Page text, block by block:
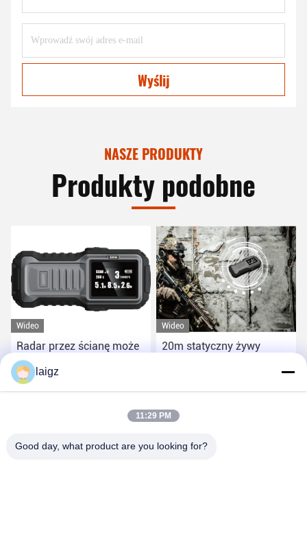
Wyślij
NASZE PRODUKTY
Produkty podobne
Wideo
Radar przez ścianę może
wykryć wiele celów
Wideo
20m statyczny żywy
laigz
11:29 PM
Good day, what product are you looking for?